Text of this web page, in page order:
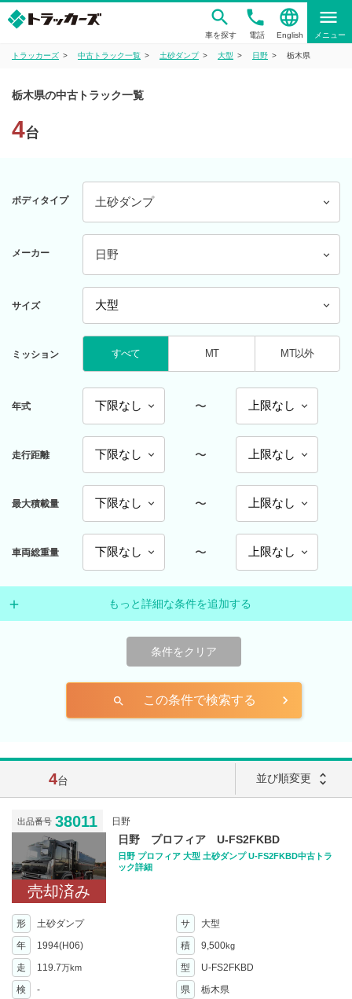
車を探す
phone
電話
language
English
menu
メニュー
トラッカーズ 中古トラック一覧 土砂ダンプ 大型 日野 栃木県
栃木県の中古トラック一覧
4台
ボディタイプ 土砂ダンプ
メーカー 日野
サイズ
ミッション すべて MT MT以外
年式 〜
走行距離 〜
最大積載量 〜
車両総重量 〜
もっと詳細な条件を追加する
条件をクリア
search この条件で検索する
4台 並び順変更 unfold_more
出品番号 38011 日野
売却済み
日野 プロフィア U-FS2FKBD
日野 プロフィア 大型 土砂ダンプ U-FS2FKBD中古トラ
ック詳細
形 土砂ダンプ サ
大型
年
1994(H06) 積 9,500kg
走 119.7万km 型
U-FS2FKBD
検
- 県 栃木県